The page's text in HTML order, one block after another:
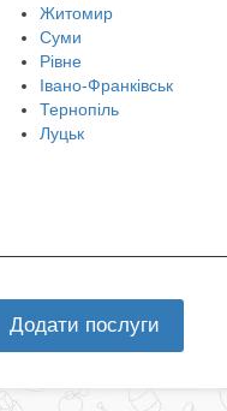
Житомир
Суми
Рівне
Івано-Франківськ
Тернопіль
Луцьк
Додати послуги